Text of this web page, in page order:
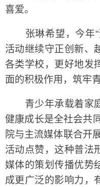
喜爱。
张琳希望，今年“
活动继续守正创新、
各类学校，更好地发
面的积极作用，筑牢
青少年承载着家庭
健康成长是全社会共
院与主流媒体联合开
活动点赞，这种普法
媒体的策划传播优势
成更广泛的影响力，